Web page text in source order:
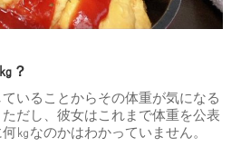
？
いることからその体重が気になる
だし、彼女はこれまで体重を公表
㎏なのかはわかっていません。